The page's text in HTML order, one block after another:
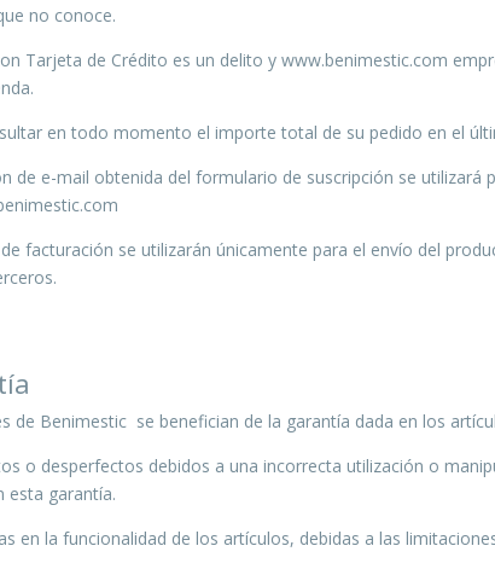
no conoce.
Tarjeta de Crédito es un delito y www.benimestic.com
en todo momento el importe total de su pedido en el
de e-mail obtenida del formulario de suscripción se
facturación se utilizarán únicamente para el envío del
de Benimestic se benefician de la garantía dada en los
o desperfectos debidos a una incorrecta utilización o
esta garantía.
en la funcionalidad de los artículos, debidas a las